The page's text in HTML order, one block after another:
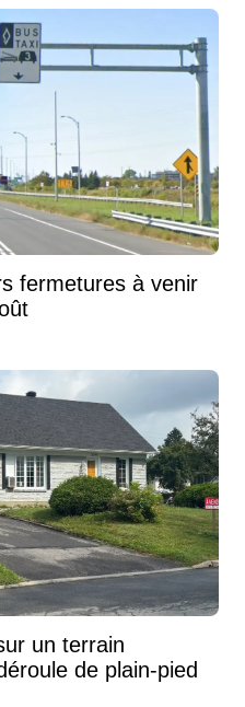
fermetures à venir
un terrain
de plain-pied